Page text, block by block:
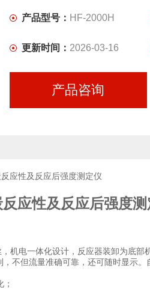
产品型号： HF-2000H
更新时间： 2026-03-16
产品咨询
应性及反应后强度测
机电一体化设计，反应器装卸为底部
不但流量准确可靠，还可随时显示